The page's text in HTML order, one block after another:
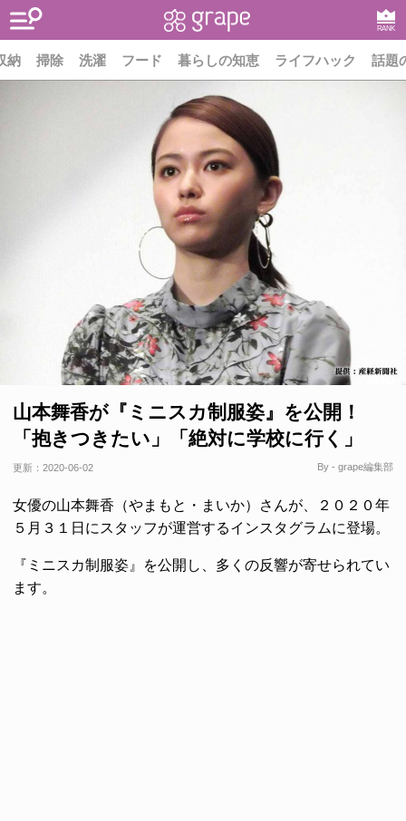
RANK
納 掃除 洗濯 フード 暮らしの知恵 ライフハック 話題
山本舞香が『ミニスカ制服姿』を公開！
「抱きつきたい」「絶対に学校に行く」
更新： 2020-06-02 By - grape編集部
女優の山本舞香（やまもと・まいか）さんが、２０２０年
５月３１日にスタッフが運営するインスタグラムに登場。
『ミニスカ制服姿』を公開し、多くの反響が寄せられてい
ます。